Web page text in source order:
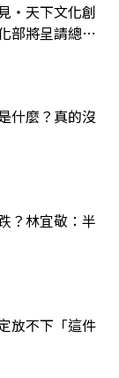
‧天下文化創
部將呈請總統
什麼？真的沒
？林宜敬：半
放不下「這件